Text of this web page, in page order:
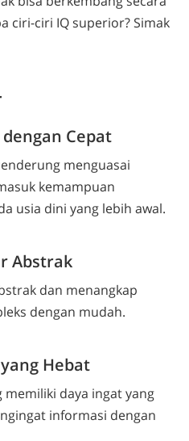
ciri-ciri IQ superior? Simak
Cepat
menguasai
kemampuan
usia dini yang lebih awal.
Abstrak
dan menangkap
dengan mudah.
Hebat
daya ingat yang
informasi dengan